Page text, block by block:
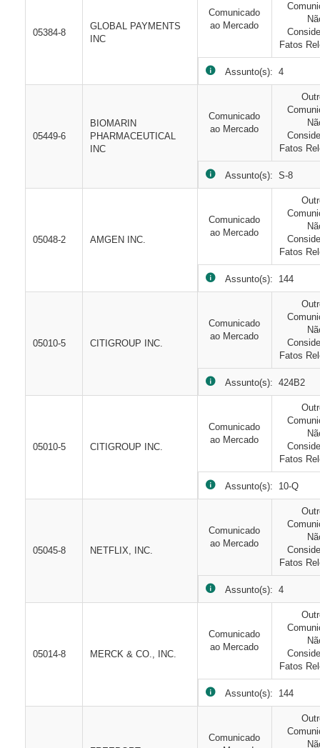
05384-8
GLOBAL PAYMENTS
INC
Comunicado
ao Mercado
Fatos
Assunto(s): 4
05449-6
BIOMARIN
PHARMACEUTICAL
INC
Comunicado
ao Mercado
Fatos
Assunto(s): S-8
05048-2 AMGEN INC.
Comunicado
ao Mercado
Fatos
Assunto(s): 144
05010-5 CITIGROUP INC.
Comunicado
ao Mercado
Fatos
Assunto(s): 424B2
05010-5 CITIGROUP INC.
Comunicado
ao Mercado
Fatos
Assunto(s): 10-Q
05045-8 NETFLIX, INC.
Comunicado
ao Mercado
Fatos
Assunto(s): 4
05014-8 MERCK & CO., INC.
Comunicado
ao Mercado
Fatos
Assunto(s): 144
Comunicado